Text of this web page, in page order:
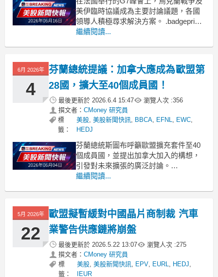
美伊臨時協議成為主要討論議題，各國
領導人積極尋求解決方案。 .badgeprice-
container {
gap: 1rem !important;
繼續閱讀...
6月 2026年
4
芬蘭總統提議：加拿大應成為歐盟第
28國，擴大至40個成員國！
最後更新於 2026.6.4 15:47 瀏覽人次 :356
撰文者： CMoney 研究員
標
籤：
美股, 美股新聞快訊, BBCA, EFNL, EWC,
HEDJ
芬蘭總統斯圖布呼籲歐盟擴充套件至40
個成員國，並提出加拿大加入的構想，
引發對未來擴張的廣泛討論。
.badgeprice-container {
gap: 1rem !important;
繼續閱讀...
5月 2026年
22
歐盟擬暫緩對中國晶片商制裁 汽車
業警告供應鏈將崩盤
最後更新於 2026.5.22 13:07 瀏覽人次 :275
撰文者： CMoney 研究員
標
籤：
美股, 美股新聞快訊, EPV, EURL, HEDJ,
IEUR